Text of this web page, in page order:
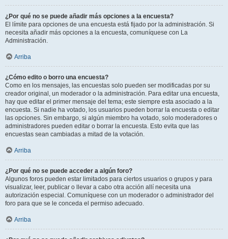
¿Por qué no se puede añadir más opciones a la encuesta?
El límite para opciones de una encuesta está fijado por la administración. Si
necesita añadir más opciones a la encuesta, comuníquese con La
Administración.
Arriba
¿Cómo edito o borro una encuesta?
Como en los mensajes, las encuestas solo pueden ser modificadas por su
creador original, un moderador o la administración. Para editar una encuesta,
hay que editar el primer mensaje del tema; este siempre esta asociado a la
encuesta. Si nadie ha votado, los usuarios pueden borrar la encuesta o editar
las opciones. Sin embargo, si algún miembro ha votado, solo moderadores o
administradores pueden editar o borrar la encuesta. Esto evita que las
encuestas sean cambiadas a mitad de la votación.
Arriba
¿Por qué no se puede acceder a algún foro?
Algunos foros pueden estar limitados para ciertos usuarios o grupos y para
visualizar, leer, publicar o llevar a cabo otra acción allí necesita una
autorización especial. Comuníquese con un moderador o administrador del
foro para que se le conceda el permiso adecuado.
Arriba